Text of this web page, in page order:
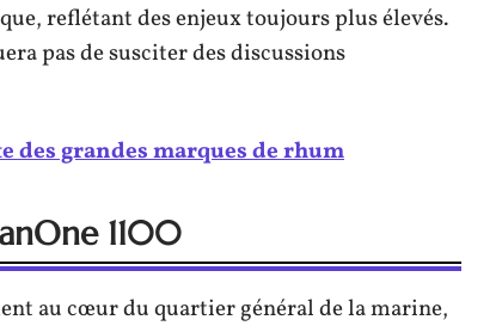
reflétant des enjeux toujours plus élevés.
pas de susciter des discussions
des grandes marques de rhum
1100
au cœur du quartier général de la marine,